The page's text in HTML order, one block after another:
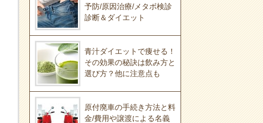
予防/原因治療/メタボ検診
診断＆ダイエット
青汁ダイエットで痩せる！
その効果の秘訣は飲み方と
選び方？他に注意点も
原付廃車の手続き方法と料
金/費用や譲渡による名義